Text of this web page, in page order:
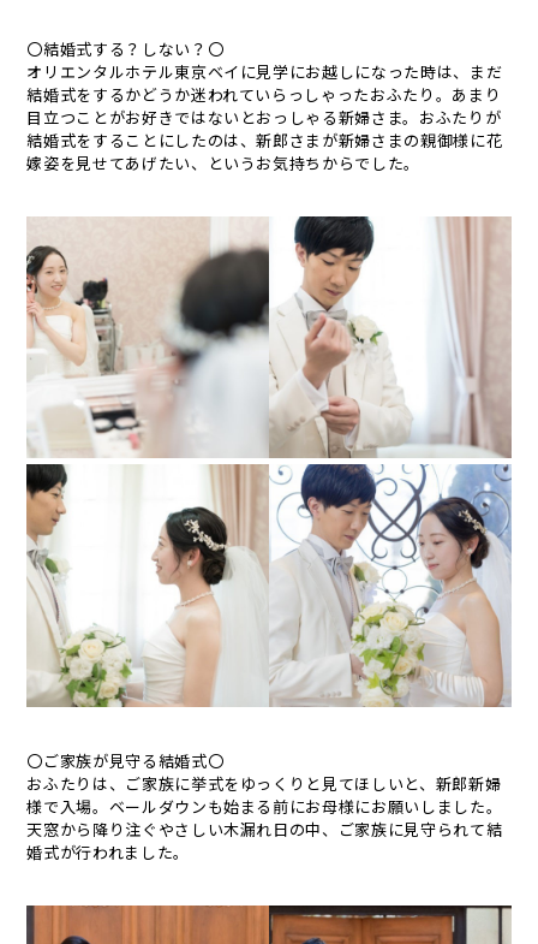
〇結婚式する？しない？〇
オリエンタルホテル東京ベイに見学にお越しになった時は、まだ
結婚式をするかどうか迷われていらっしゃったおふたり。あまり
目立つことがお好きではないとおっしゃる新婦さま。おふたりが
結婚式をすることにしたのは、新郎さまが新婦さまの親御様に花
嫁姿を見せてあげたい、というお気持ちからでした。
〇ご家族が見守る結婚式〇
おふたりは、ご家族に挙式をゆっくりと見てほしいと、新郎新婦
様で入場。ベールダウンも始まる前にお母様にお願いしました。
天窓から降り注ぐやさしい木漏れ日の中、ご家族に見守られて結
婚式が行われました。